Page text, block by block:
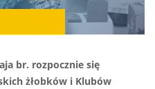
br. rozpocznie się
żłobków i Klubów